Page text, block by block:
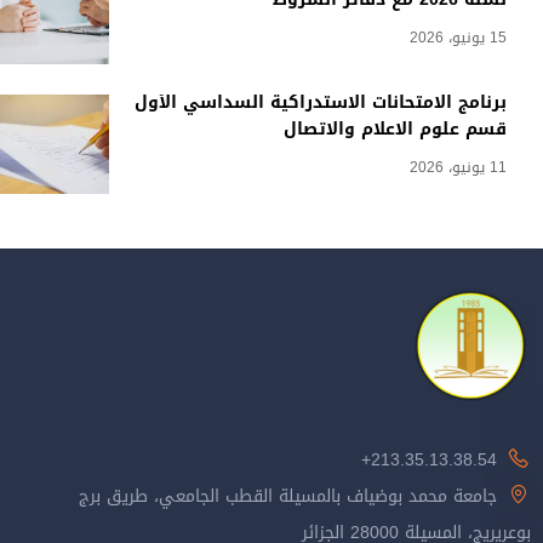
الاستدراكية السداسي الأول
والاتصال
بالمسيلة القطب الجامعي، طريق برج